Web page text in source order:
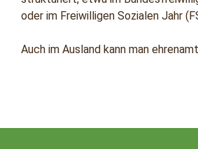
oder im Freiwilligen Sozialen Jahr
Auch im Ausland kann man